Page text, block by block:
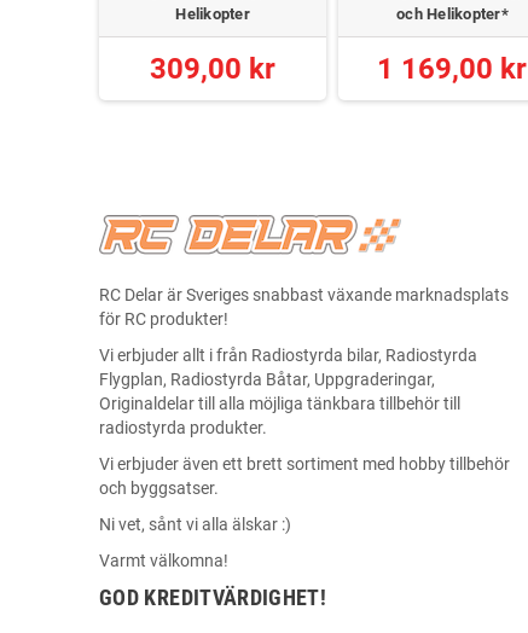
Helikopter
309,00 kr
och Helikopter*
1 169,00 kr
RC Delar är Sveriges snabbast växande marknadsplats
för RC produkter!
Vi erbjuder allt i från Radiostyrda bilar, Radiostyrda
Flygplan, Radiostyrda Båtar, Uppgraderingar,
Originaldelar till alla möjliga tänkbara tillbehör till
radiostyrda produkter.
Vi erbjuder även ett brett sortiment med hobby tillbehör
och byggsatser.
Ni vet, sånt vi alla älskar :)
Varmt välkomna!
GOD KREDITVÄRDIGHET!